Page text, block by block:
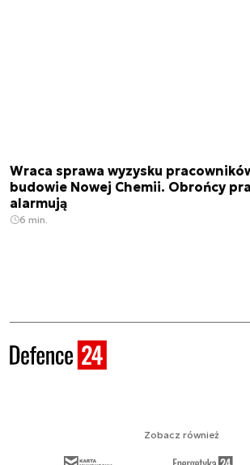
Wraca sprawa wyzysku
budowie Nowej Chemii. Obrońcy
alarmują
6 min.
Zobacz również